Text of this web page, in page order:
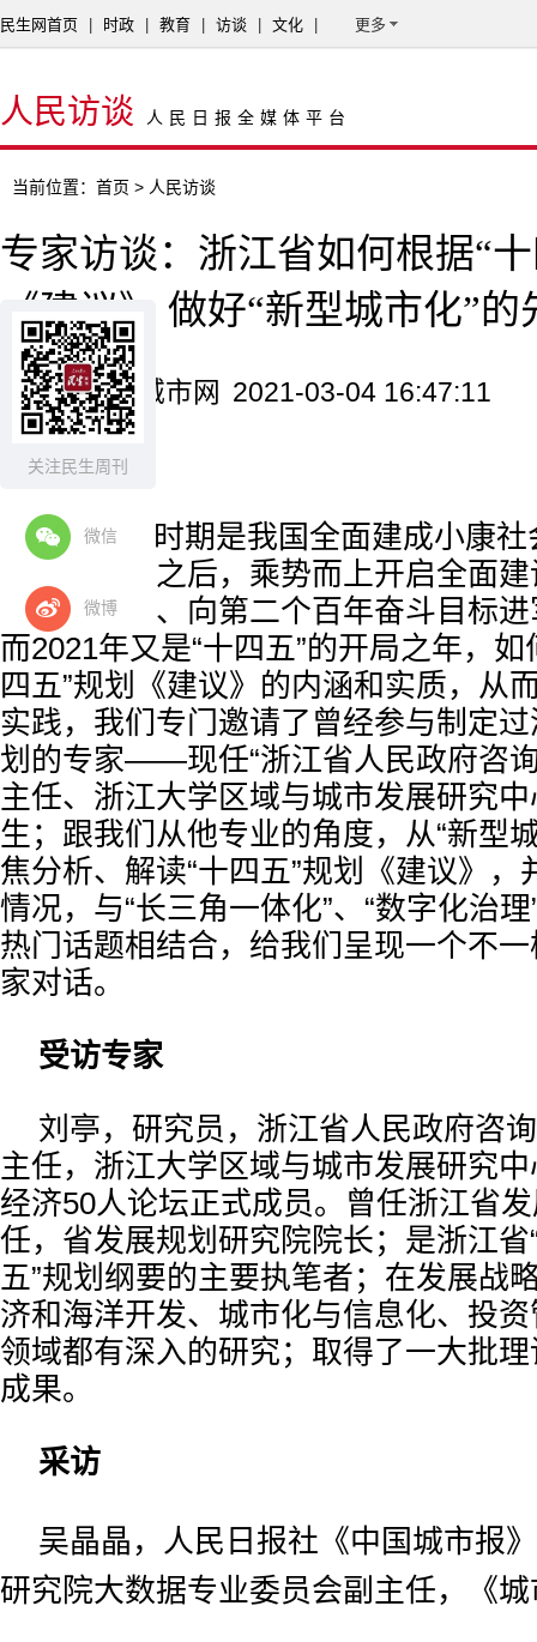
关注民生周刊
微信
微博
民生网首页 时政 教育 访谈 文化 更多
人民访谈 人民日报全媒体平台
当前位置： 首页 > 人民访谈
专家访谈：浙江省如何根据“
《建议》 做好“新型城市化”的
来源：中国城市网 2021-03-04 16:47:11
导语：
“十四五”时期是我国全面建成小康
年奋斗目标之后，乘势而上开启全面
国家新征程、向第二个百年奋斗目标
而2021年又是“十四五”的开局之年，
四五”规划《建议》的内涵和实质，从
实践，我们专门邀请了曾经参与制定
划的专家——现任“浙江省人民政府咨
主任、浙江大学区域与城市发展研究
生；跟我们从他专业的角度，从“新型
焦分析、解读“十四五”规划《建议》，
情况，与“长三角一体化”、“数字化治理
热门话题相结合，给我们呈现一个不一
家对话。
受访专家
刘亭，研究员，浙江省人民政府咨
主任，浙江大学区域与城市发展研究
经济50人论坛正式成员。曾任浙江省
任，省发展规划研究院院长；是浙江省
五”规划纲要的主要执笔者；在发展战
济和海洋开发、城市化与信息化、投
领域都有深入的研究；取得了一大批
成果。
采访
吴晶晶，
人民日报社《中国城市报
研究院大数据专业委员会副主任，
《